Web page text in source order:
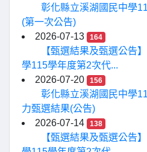
彰化縣立溪湖國民中學
(第一次公告)
2026-07-13
164
【甄選結果及甄選公告
學115學年度第2次代...
2026-07-20
156
彰化縣立溪湖國民中學
力甄選結果(公告)
2026-07-14
138
【甄選結果及甄選公告